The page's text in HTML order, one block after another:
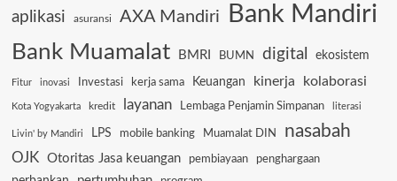
aplikasi asuransi AXA Mandiri Bank Mandiri
Bank Muamalat BMRI BUMN digital ekosistem
Fitur inovasi Investasi kerja sama Keuangan kinerja kolaborasi
Kota Yogyakarta kredit layanan Lembaga Penjamin Simpanan literasi
Livin' by Mandiri LPS mobile banking Muamalat DIN nasabah
OJK Otoritas Jasa keuangan pembiayaan
penghargaan